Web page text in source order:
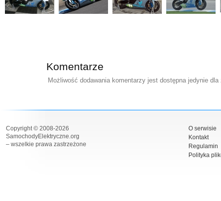
Komentarze
Możliwość dodawania komentarzy jest dostępna jedynie
Copyright © 2008-2026
SamochodyElektryczne.org
– wszelkie prawa zastrzeżone
O serwisie
Kontakt
Regulamin
Polityka